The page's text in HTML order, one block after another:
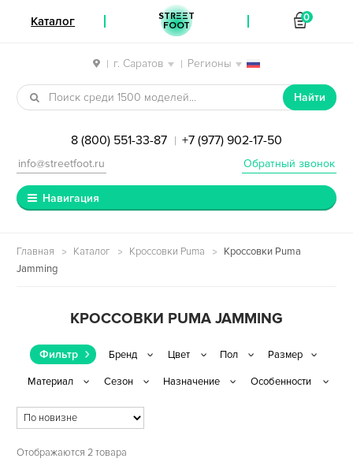
| г. Саратов | Регионы
Перейти к навигации
Перейти к содержимому
Найти
8 (800) 551-33-87 | +7 (977) 902-17-50
Обратный звонок
info@streetfoot.ru
Навигация
Главная Каталог Кроссовки Puma
Кроссовки Puma
Jamming
КРОССОВКИ PUMA JAMMING
Фильтр
Отображаются 2 товара
Каталог STREET
FOOT
0